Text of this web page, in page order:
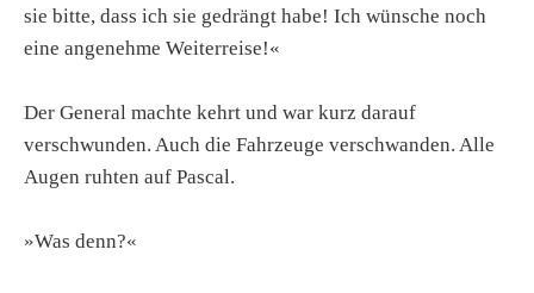
sie bitte, dass ich sie gedrängt habe! Ich wünsche noch
eine angenehme Weiterreise!«
Der General machte kehrt und war kurz darauf
verschwunden. Auch die Fahrzeuge verschwanden. Alle
Augen ruhten auf Pascal.
»Was denn?«